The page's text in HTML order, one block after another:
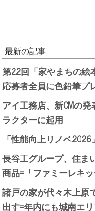
最新の記事
第22回「家やまちの絵
応募者全員に色鉛筆プ
アイ工務店、新CMの
ラクターに起用
「性能向上リノベ
長谷工グループ、住ま
商品=「ファミーレキ
諸戸の家が代々木上原
出す=年内にも城南エ